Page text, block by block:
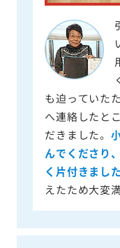
も迫っていた
へ連絡したと
だきました。
んでくださり
く片付きました
えたため大変